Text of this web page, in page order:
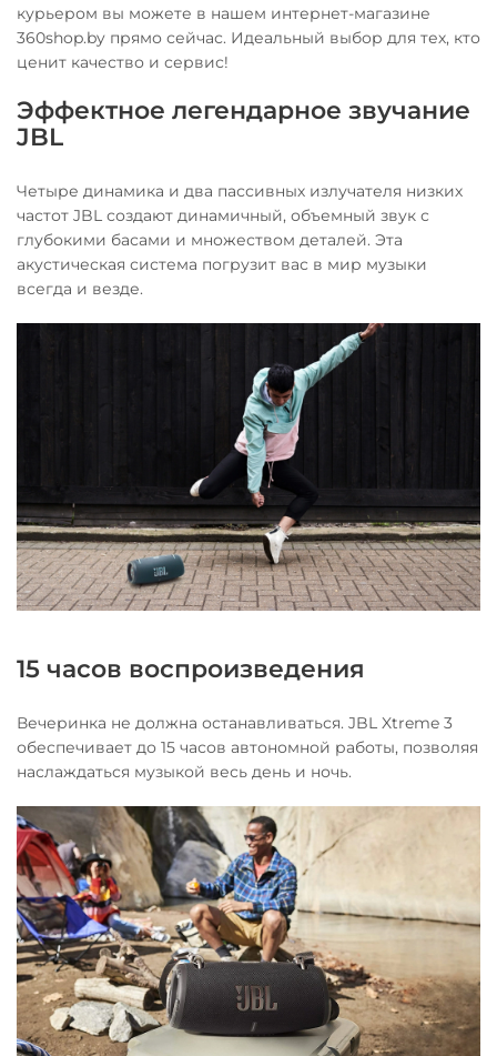
курьером вы можете в нашем интернет-магазине
360shop.by прямо сейчас. Идеальный выбор для тех, кто
ценит качество и сервис!
Эффектное легендарное звучание
JBL
Четыре динамика и два пассивных излучателя низких
частот JBL создают динамичный, объемный звук с
глубокими басами и множеством деталей. Эта
акустическая система погрузит вас в мир музыки
всегда и везде.
15 часов воспроизведения
Вечеринка не должна останавливаться. JBL Xtreme 3
обеспечивает до 15 часов автономной работы, позволяя
наслаждаться музыкой весь день и ночь.